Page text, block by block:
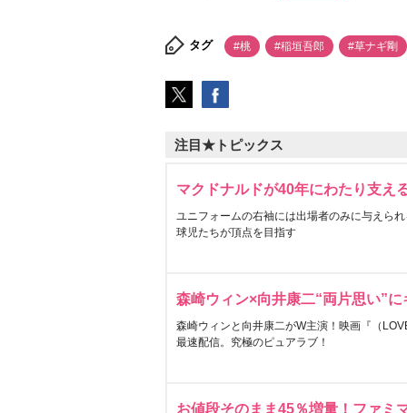
タグ #桃 #稲垣吾郎 #草ナギ剛
注目★トピックス
マクドナルドが40年にわたり支え
ユニフォームの右袖には出場者のみに与えら
球児たちが頂点を目指す
森崎ウィン×向井康二“両片思い”
森崎ウィンと向井康二がW主演！映画『（
最速配信。究極のピュアラブ！
お値段そのまま45％増量！ファミ